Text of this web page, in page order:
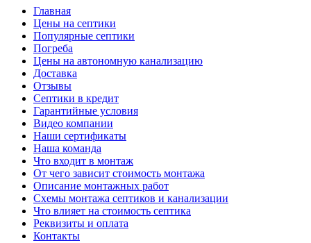
Главная
Цены на септики
Популярные септики
Погреба
Цены на автономную канализацию
Доставка
Отзывы
Септики в кредит
Гарантийные условия
Видео компании
Наши сертификаты
Наша команда
Что входит в монтаж
От чего зависит стоимость монтажа
Описание монтажных работ
Схемы монтажа септиков и канализации
Что влияет на стоимость септика
Реквизиты и оплата
Контакты